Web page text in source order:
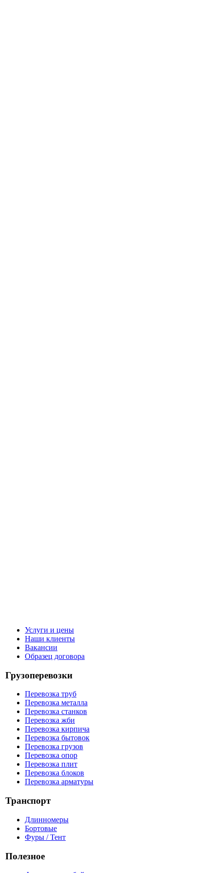
Услуги и цены
Наши клиенты
Вакансии
Образец договора
Грузоперевозки
Перевозка труб
Перевозка металла
Перевозка станков
Перевозка жби
Перевозка кирпича
Перевозка бытовок
Перевозка грузов
Перевозка опор
Перевозка плит
Перевозка блоков
Перевозка арматуры
Транспорт
Длинномеры
Бортовые
Фуры / Тент
Полезное